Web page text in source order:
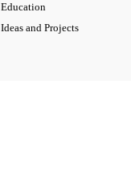
Education
Ideas and Projects